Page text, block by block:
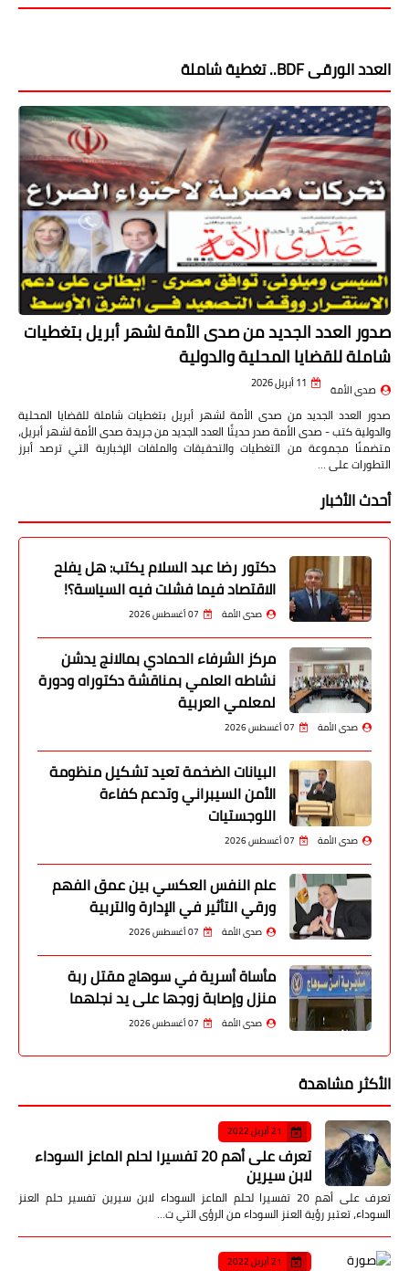
العدد الورقى BDF.. تغطية شاملة
صدور العدد الجديد من صدى الأمة لشهر أبريل بتغطيات
شاملة للقضايا المحلية والدولية
صدى الأمة 11 أبريل 2026
صدور العدد الجديد من صدى الأمة لشهر أبريل بتغطيات شاملة للقضايا المحلية
والدولية كتب - صدى الأمة صدر حديثًا العدد الجديد من جريدة صدى الأمة لشهر أبريل،
متضمنًا مجموعة من التغطيات والتحقيقات والملفات الإخبارية التي ترصد أبرز
التطورات على …
أحدث الأخبار
دكتور رضا عبد السلام يكتب: هل يفلح
الاقتصاد فيما فشلت فيه السياسة؟!
صدى الأمة 07 أغسطس 2026
مركز الشرفاء الحمادي بمالانج يدشن
نشاطه العلمي بمناقشة دكتوراه ودورة
لمعلمي العربية
صدى الأمة 07 أغسطس 2026
البيانات الضخمة تعيد تشكيل منظومة
الأمن السيبراني وتدعم كفاءة
اللوجستيات
صدى الأمة 07 أغسطس 2026
علم النفس العكسي بين عمق الفهم
ورقي التأثير في الإدارة والتربية
صدى الأمة 07 أغسطس 2026
مأساة أسرية في سوهاج مقتل ربة
منزل وإصابة زوجها على يد نجلهما
صدى الأمة 07 أغسطس 2026
الأكثر مشاهدة
21 أبريل 2022
تعرف على أهم 20 تفسيرا لحلم الماعز السوداء
لابن سيرين
تعرف على أهم 20 تفسيرا لحلم الماعز السوداء لابن سيرين تفسير حلم العنز
السوداء، تعتبر رؤية العنز السوداء من الرؤى التي ت…
21 أبريل 2022